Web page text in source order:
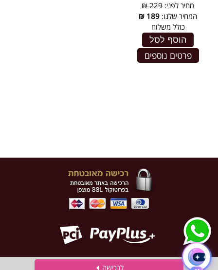
מחיר לפני:229 ₪
המחיר שלנו: 189
₪
כולל משלוח
הוסף לסל
פרטים נוספים
לרכישה